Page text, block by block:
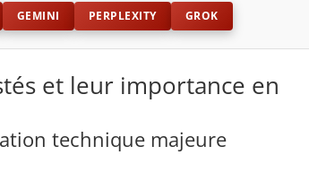
GEMINI PERPLEXITY GROK
et leur importance en
technique majeure